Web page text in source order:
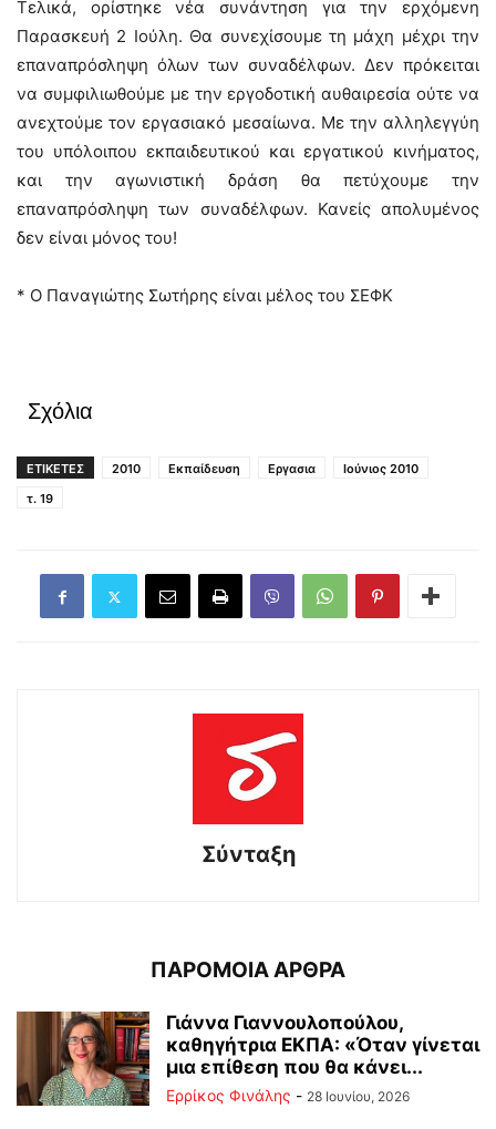
Τελικά, ορίστηκε νέα συνάντηση για την ερχόμενη
Παρασκευή 2 Ιούλη. Θα συνεχίσουμε τη μάχη μέχρι την
επαναπρόσληψη όλων των συναδέλφων. Δεν πρόκειται
να συμφιλιωθούμε με την εργοδοτική αυθαιρεσία ούτε να
ανεχτούμε τον εργασιακό μεσαίωνα. Με την αλληλεγγύη
του υπόλοιπου εκπαιδευτικού και εργατικού κινήματος,
και την αγωνιστική δράση θα πετύχουμε την
επαναπρόσληψη των συναδέλφων. Κανείς απολυμένος
δεν είναι μόνος του!
* O Παναγιώτης Σωτήρης είναι μέλος του ΣΕΦΚ
Σχόλια
ΕΤΙΚΕΤΕΣ 2010 Εκπαίδευση Εργασια
Ιούνιος 2010
τ. 19
Σύνταξη
ΠΑΡΟΜΟΙΑ ΑΡΘΡΑ
Γιάννα Γιαννουλοπούλου,
καθηγήτρια ΕΚΠΑ: «Όταν γίνεται
μια επίθεση που θα κάνει...
Ερρίκος Φινάλης - 28 Ιουνίου, 2026